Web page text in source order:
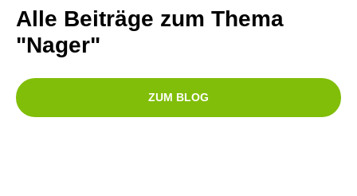
Alle Beiträge zum Thema
"Nager"
ZUM BLOG